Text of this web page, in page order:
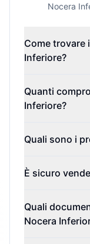
Nocera
Come trovare
Inferiore?
Quanti
Inferiore?
Quali sono i
È sicuro
Quali
Nocera